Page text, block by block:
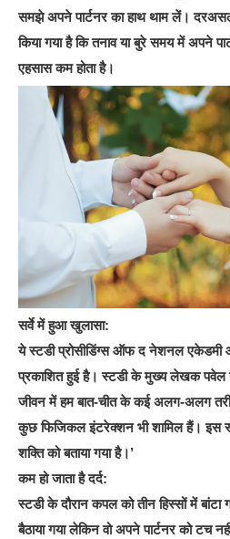
समझे अपने पार्टनर का हाथ थाम लें। दरअसल,
किया गया है कि तनाव या बुरे समय में अपने
एहसास कम होता है।
सर्वे में हुआ खुलासा:
ये स्टडी प्रोसीडिंग्स ऑफ द नेशनल
प्रकाशित हुई है। स्टडी के मुख्य लेखक पवेल
जीवन में हम बात-चीत के कई अलग-अलग
कुछ फिजिकल इंटरेक्शन भी शामिल हैं। इस
शक्ति को बताया गया है।’
कम हो जाता है दर्द:
स्टडी के दौरान कपल को तीन हिस्सों में
बैठाया गया लेकिन वो अपने पार्टनर को